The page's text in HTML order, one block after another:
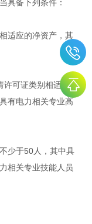
具备下列条件：
适应的净资产，其
许可证类别相适应的
有电力相关专业高
少于50人，其中具
相关专业技能人员